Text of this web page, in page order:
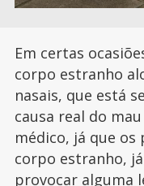
Em certas
corpo estranho
nasais, que está
causa real do
médico, já que
corpo estranho,
provocar alguma